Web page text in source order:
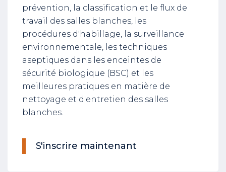
prévention, la classification et le flux de
travail des salles blanches, les
procédures d'habillage, la surveillance
environnementale, les techniques
aseptiques dans les enceintes de
sécurité biologique (BSC) et les
meilleures pratiques en matière de
nettoyage et d'entretien des salles
blanches.
S'inscrire maintenant